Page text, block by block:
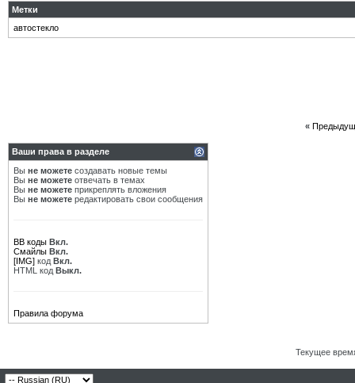
Метки
автостекло
«
Ваши права в разделе
Вы не можете создавать новые темы
Вы не можете отвечать в темах
Вы не можете прикреплять вложения
Вы не можете редактировать свои сообщения
BB коды Вкл.
Смайлы Вкл.
[IMG] код Вкл.
HTML код Выкл.
Правила форума
Текущее